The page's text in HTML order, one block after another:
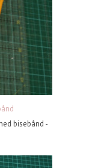
bisebånd -